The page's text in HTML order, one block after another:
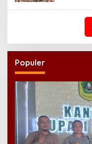
Populer